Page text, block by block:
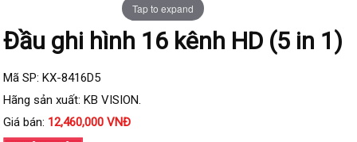
Đầu ghi IP Visionhitech
Camera Dahua
Tap to expand
Đầu ghi hình 16 kênh HD (5 in 1)
Mã SP: KX-8416D5
Hãng sản xuất: KB VISION.
Giá bán: 12,460,000 VNĐ